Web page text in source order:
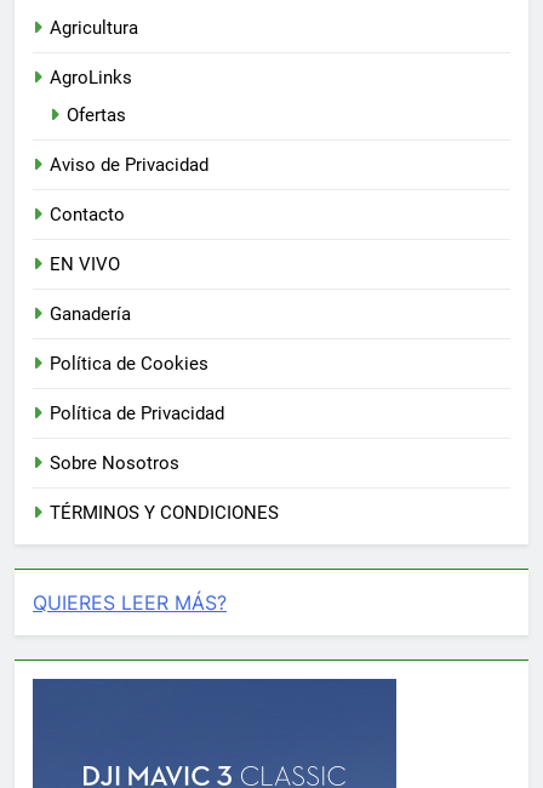
Agricultura
AgroLinks
Ofertas
Aviso de Privacidad
Contacto
EN VIVO
Ganadería
Política de Cookies
Política de Privacidad
Sobre Nosotros
TÉRMINOS Y CONDICIONES
QUIERES LEER MÁS?